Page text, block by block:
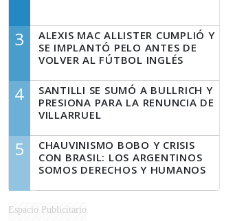
3
ALEXIS MAC ALLISTER CUMPLIÓ Y
SE IMPLANTÓ PELO ANTES DE
VOLVER AL FÚTBOL INGLÉS
4
SANTILLI SE SUMÓ A BULLRICH Y
PRESIONA PARA LA RENUNCIA DE
VILLARRUEL
5
CHAUVINISMO BOBO Y CRISIS
CON BRASIL: LOS ARGENTINOS
SOMOS DERECHOS Y HUMANOS
Espacio Publicitario